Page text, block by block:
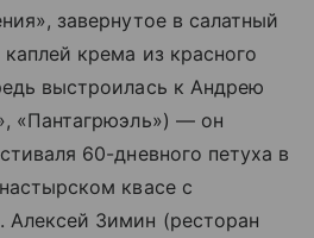
завернутое в салатный
крема из красного
выстроилась к Андрею
«Пантагрюэль») — он
60-дневного петуха в
квасе с
Зимин (ресторан